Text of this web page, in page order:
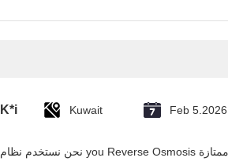
K*i Kuwait Feb 5.2026
نحن نستخدم نظام you Reverse Osmosis هذا في مشاريعنا السكنية والتجارية في الإمارات، وقد تجاوز توقعاتنا. التنقية بخمس مرات فعالة، التركيب سهل، والمورد يقدم خدمة ممتازة